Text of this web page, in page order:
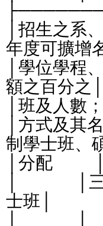
│招生之系
年度可擴增
│學位學程
額之百分之│
│班及人數；入學
│方式及其
制學士班、
│分配
│
士班│
│